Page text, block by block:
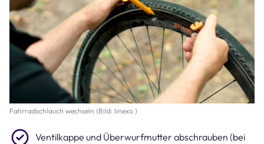
Fahrradschlauch wechseln (Bild: linexo )
Ventilkappe und Überwurfmutter abschrauben (bei